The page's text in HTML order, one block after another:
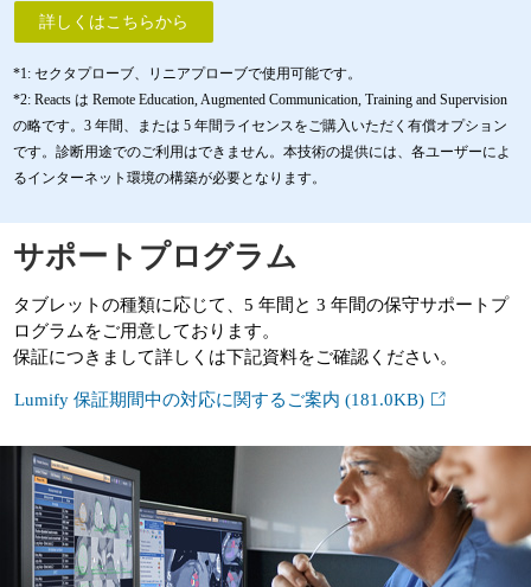
詳しくはこちらから
*1: セクタプローブ、リニアプローブで使用可能です。
*2: Reacts は Remote Education, Augmented Communication, Training and Supervision
の略です。3 年間、または 5 年間ライセンスをご購入いただく有償オプション
です。診断用途でのご利用はできません。本技術の提供には、各ユーザーによ
るインターネット環境の構築が必要となります。
サポートプログラム
タブレットの種類に応じて、5 年間と 3 年間の保守サポートプ
ログラムをご用意しております。
保証につきまして詳しくは下記資料をご確認ください。
Lumify 保証期間中の対応に関するご案内 (181.0KB)